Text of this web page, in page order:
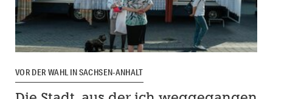
VOR DER WAHL IN SACHSEN-ANHALT